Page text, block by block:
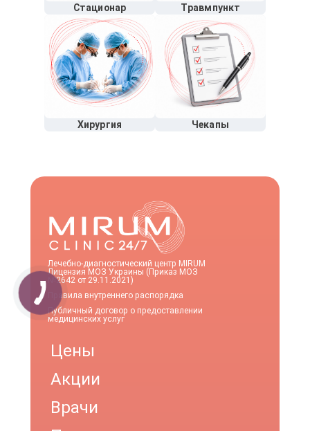
Стационар Травмпункт
Хирургия Чекапы
Лечебно-диагностический центр MIRUM
Лицензия МОЗ Украины (Приказ МОЗ
№2642 от 29.11.2021)
Правила внутреннего распорядка
Публичный договор о предоставлении
медицинских услуг
Цены
Акции
Врачи